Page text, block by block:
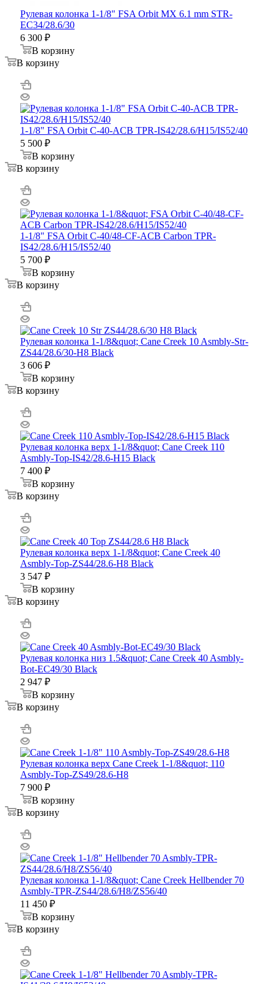
Рулевая колонка 1-1/8" FSA Orbit MX 6.1 mm STR-
EC34/28.6/30
6 300 ₽
В корзину
В корзину
1-1/8" FSA Orbit C-40-ACB TPR-IS42/28.6/H15/IS52/40
5 500 ₽
В корзину
В корзину
1-1/8" FSA Orbit C-40/48-CF-ACB Carbon TPR-
IS42/28.6/H15/IS52/40
5 700 ₽
В корзину
В корзину
Рулевая колонка 1-1/8&quot; Cane Creek 10 Asmbly-Str-
ZS44/28.6/30-H8 Black
3 606 ₽
В корзину
В корзину
Рулевая колонка верх 1-1/8&quot; Cane Creek 110
Asmbly-Top-IS42/28.6-H15 Black
7 400 ₽
В корзину
В корзину
Рулевая колонка верх 1-1/8&quot; Cane Creek 40
Asmbly-Top-ZS44/28.6-H8 Black
3 547 ₽
В корзину
В корзину
Рулевая колонка низ 1.5&quot; Cane Creek 40 Asmbly-
Bot-EC49/30 Black
2 947 ₽
В корзину
В корзину
Рулевая колонка верх Cane Creek 1-1/8&quot; 110
Asmbly-Top-ZS49/28.6-H8
7 900 ₽
В корзину
В корзину
Рулевая колонка 1-1/8&quot; Cane Creek Hellbender 70
Asmbly-TPR-ZS44/28.6/H8/ZS56/40
11 450 ₽
В корзину
В корзину